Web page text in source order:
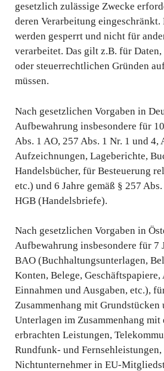
gesetzlich zulässige Zwecke
deren Verarbeitung eingeschränkt.
werden gesperrt und nicht für
verarbeitet. Das gilt z.B. für Daten,
oder steuerrechtlichen Gründen
müssen.
Nach gesetzlichen Vorgaben in
Aufbewahrung insbesondere für
Abs. 1 AO, 257 Abs. 1 Nr. 1 und 4,
Aufzeichnungen, Lageberichte,
Handelsbücher, für Besteuerung
etc.) und 6 Jahre gemäß § 257
HGB (Handelsbriefe).
Nach gesetzlichen Vorgaben in
Aufbewahrung insbesondere für 7
BAO (Buchhaltungsunterlagen,
Konten, Belege,
Einnahmen und Ausgaben, etc.),
Zusammenhang mit Grundstücken
Unterlagen im Zusammenhang
erbrachten Leistungen,
Rundfunk- und Fernsehleistungen,
Nichtunternehmer in EU-